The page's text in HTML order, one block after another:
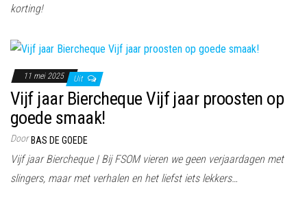
korting!
11 mei 2025 Uit
Vijf jaar Biercheque Vijf jaar proosten op
goede smaak!
Door BAS DE GOEDE
Vijf jaar Biercheque | Bij FSOM vieren we geen verjaardagen met
slingers, maar met verhalen en het liefst iets lekkers…